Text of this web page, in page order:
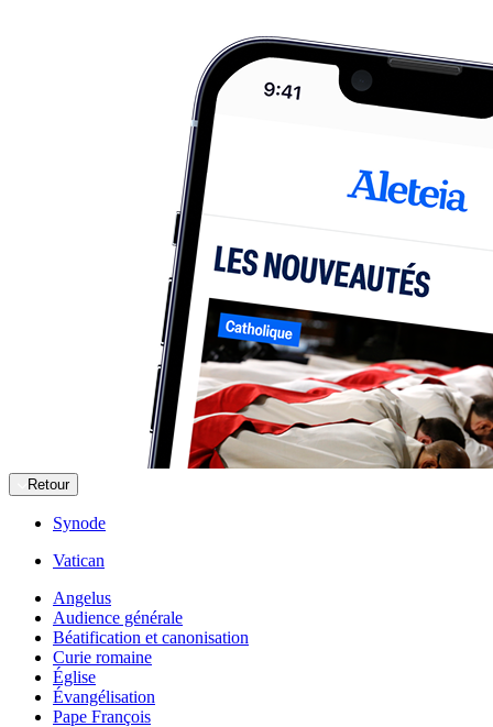
Retour
Synode
Vatican
Angelus
Audience générale
Béatification et canonisation
Curie romaine
Église
Évangélisation
Pape François